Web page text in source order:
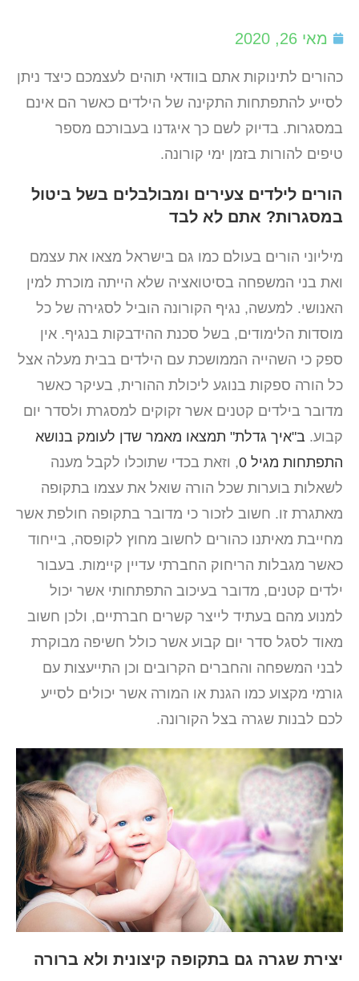
מאי 26, 2020
כהורים לתינוקות אתם בוודאי תוהים לעצמכם כיצד ניתן
לסייע להתפתחות התקינה של הילדים כאשר הם אינם
במסגרות. בדיוק לשם כך איגדנו בעבורכם מספר
טיפים להורות בזמן ימי קורונה.
הורים לילדים צעירים ומבולבלים בשל ביטול
במסגרות? אתם לא לבד
מיליוני הורים בעולם כמו גם בישראל מצאו את עצמם
ואת בני המשפחה בסיטואציה שלא הייתה מוכרת למין
האנושי. למעשה, נגיף הקורונה הוביל לסגירה של כל
מוסדות הלימודים, בשל סכנת ההידבקות בנגיף. אין
ספק כי השהייה הממושכת עם הילדים בבית מעלה אצל
כל הורה ספקות בנוגע ליכולת ההורית, בעיקר כאשר
מדובר בילדים קטנים אשר זקוקים למסגרת ולסדר יום
קבוע.ב"איך גדלת" תמצאו מאמר שדן לעומק בנושא
התפתחות מגיל 0
, וזאת בכדי שתוכלו לקבל מענה
לשאלות בוערות שכל הורה שואל את עצמו בתקופה
מאתגרת זו. חשוב לזכור כי מדובר בתקופה חולפת אשר
מחייבת מאיתנו כהורים לחשוב מחוץ לקופסה, בייחוד
כאשר מגבלות הריחוק החברתי עדיין קיימות. בעבור
ילדים קטנים, מדובר בעיכוב התפתחותי אשר יכול
למנוע מהם בעתיד לייצר קשרים חברתיים, ולכן חשוב
מאוד לסגל סדר יום קבוע אשר כולל חשיפה מבוקרת
לבני המשפחה והחברים הקרובים וכן התייעצות עם
גורמי מקצוע כמו הגנת או המורה אשר יכולים לסייע
לכם לבנות שגרה בצל הקורונה.
יצירת שגרה גם בתקופה קיצונית ולא ברורה